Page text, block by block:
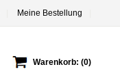
Meine Bestellung
Warenkorb: (0)